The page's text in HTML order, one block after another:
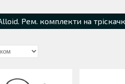
Рем. комплекти на